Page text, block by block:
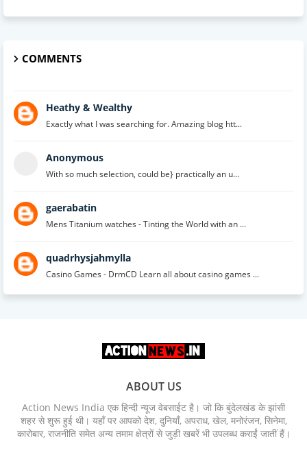
COMMENTS
Heathy & Wealthy
Exactly what I was searching for. Amazing blog htt...
Anonymous
With so much selection, could be} practically an u...
gaerabatin
Mens Titanium watches - Tinting the World with an ...
quadrhysjahmylla
Casino Games - DrmCD Learn all about casino games ...
ABOUT US
Action News India एक हिन्दी न्यूज वेबसाईट है। जो कि बुंदेलखंड के झांसी
शहर से शुरू हुई थी। यहाँ पर आपको देश, दुनियाँ, अपराध, खेल, मनोरंजन, सिनेमा,
कारोबार, राजनीति समेत अन्य तमाम क्षेत्रों से जुड़ी खबरें भी उपलब्ध कराईं जातीं हैं।